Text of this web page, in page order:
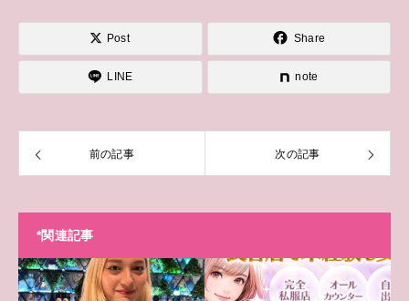
Post Share
LINE note
前の記事 次の記事
*関連記事